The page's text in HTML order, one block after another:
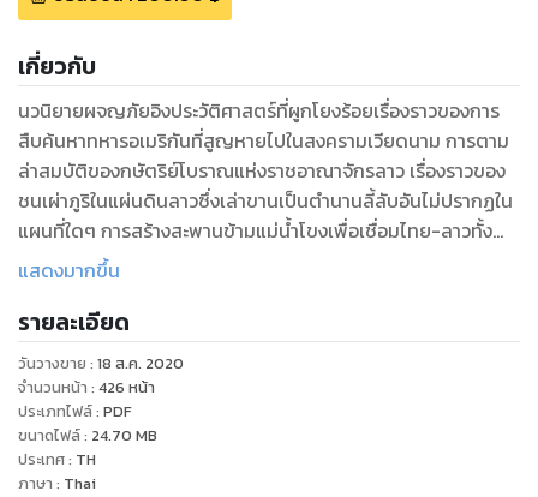
เกี่ยวกับ
นวนิยายผจญภัยอิงประวัติศาสตร์ที่ผูกโยงร้อยเรื่องราวของการ
สืบค้นหาทหารอเมริกันที่สูญหายไปในสงครามเวียดนาม การตาม
ล่าสมบัติของกษัตริย์โบราณแห่งราชอาณาจักรลาว เรื่องราวของ
ชนเผ่าภูริในแผ่นดินลาวซึ่งเล่าขานเป็นตำนานลี้ลับอันไม่ปรากฏใน
แผนที่ใดๆ การสร้างสะพานข้ามแม่น้ำโขงเพื่อเชื่อมไทย-ลาวทั้ง
ทางเศรษฐกิจการค้าและวัฒนธรรม ตลอดจนขบวนการค้ายาเสพ
พญานาค งูยักษ์ในตำนานของชุมชนลุ่มน้ำโขง ซึ่งทำหน้าที่พิทักษ์
ทรัพย์สมบัติของแผ่นดินและเป็นตัวสอดแทรกให้บังเกิดความตาย
ลึกลับอย่างน่าสะพรึงกลัวแก่บุคคลต่างๆ เป็นตัวเดินเรื่องคู่ขนาน
ไปกับ เดฟ ชอน อดีตทหารอเมริกันผู้ผ่านสงครามเวียตนามและ
ปัจจุบันมาเป็นผู้จัดการโครงการสร้างสะพานข้ามแม่น้ำโขงเชื่อม
เมืองเชียงของบนฝั่งไทยกับบ้านห้วยทรายบนฝั่งลาว และคิมเบอรี่
แสดงมากขึ้น
รายละเอียด
วันวางขาย : 18 ส.ค. 2020
จำนวนหน้า : 426 หน้า
ประเภทไฟล์: PDF
ขนาดไฟล์: 24.70 MB
ประเทศ: TH
ภาษา : Thai